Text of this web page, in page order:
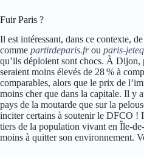
Fuir Paris ?
Il est intéressant, dans ce contexte,
comme partirdeparis.frou paris-
qu’ils déploient sont chocs. À Dijon,
seraient moins élevés de 28 % à
comparables, alors que le prix de
moins cher que dans la capitale. Il y
pays de la moutarde que sur la
inciter certains à soutenir le DFCO !
tiers de la population vivant en Île-
moins à quitter son environnement.